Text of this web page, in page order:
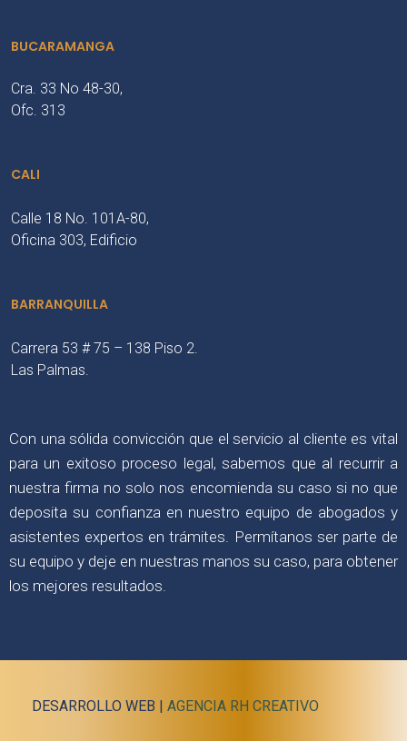
BUCARAMANGA
Cra. 33 No 48-30,
Ofc. 313
CALI
Calle 18 No. 101A-80,
Oficina 303, Edificio
BARRANQUILLA
Carrera 53 # 75 – 138 Piso 2.
Las Palmas.
Con una sólida convicción que el servicio al cliente es vital
para un exitoso proceso legal, sabemos que al recurrir a
nuestra firma no solo nos encomienda su caso si no que
deposita su confianza en nuestro equipo de abogados y
asistentes expertos en trámites. Permítanos ser parte de
su equipo y deje en nuestras manos su caso, para obtener
los mejores resultados.
DESARROLLO WEB | AGENCIA RH CREATIVO